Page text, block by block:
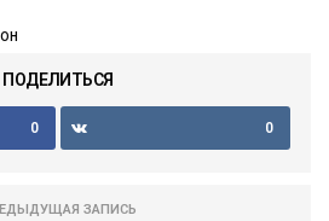
ПОДЕЛИТЬСЯ
0 0
ЗАПИСЬ